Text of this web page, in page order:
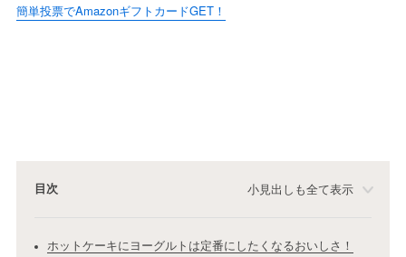
簡単投票でAmazonギフトカードGET！
目次 小見出しも全て表示
ホットケーキにヨーグルトは定番にしたくなるおいしさ！